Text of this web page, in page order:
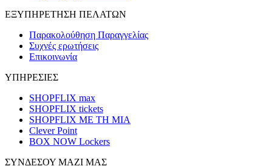
ΕΞΥΠΗΡΕΤΗΣΗ ΠΕΛΑΤΩΝ
Παρακολούθηση Παραγγελίας
Συχνές ερωτήσεις
Επικοινωνία
ΥΠΗΡΕΣΙΕΣ
SHOPFLIX max
SHOPFLIX tickets
SHOPFLIX ΜΕ ΤΗ ΜΙΑ
Clever Point
BOX NOW Lockers
ΣΥΝΔΕΣΟΥ ΜΑΖΙ ΜΑΣ